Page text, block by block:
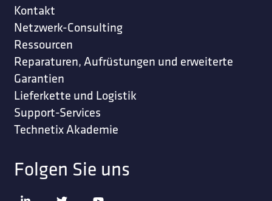
Kontakt
Netzwerk-Consulting
Ressourcen
Reparaturen, Aufrüstungen und erweiterte
Garantien
Lieferkette und Logistik
Support-Services
Technetix Akademie
Folgen Sie uns